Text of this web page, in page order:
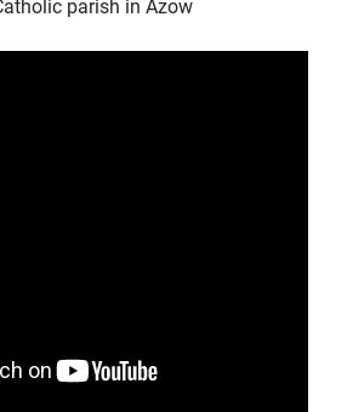
parish in Azow